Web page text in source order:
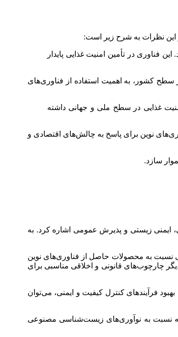
این نظرات به شرح زیر است:
در تأمین امنیت غذایی پایدار
سطح کشور، به اهمیت استفاده از فناوری‌های
غذایی در سطح ملی و جهانی داشته
نوین برای پاسخ به چالش‌های اقتصادی و
سازد.
ایمنی زیستی و پذیرش عمومی اشاره کرد. به
نسبت به محصولات حاصل از فناوری‌های نوین
چارچوب‌های قانونی و اخلاقی مناسبی برای
فرآیندهای کنترل کیفیت و ایمنی، می‌توان
نسبت به نوآوری‌های زیست‌شناسی مصنوعی